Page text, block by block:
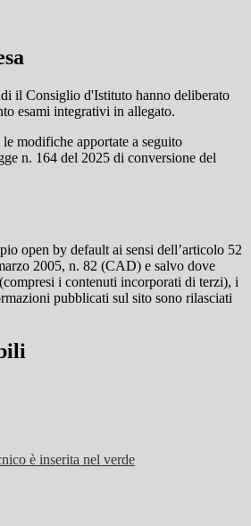
il Consiglio d'Istituto hanno deliberato
esami integrativi in allegato.
modifiche apportate a seguito
n. 164 del 2025 di conversione del
open by default ai sensi dell’articolo 52
2005, n. 82 (CAD) e salvo dove
i contenuti incorporati di terzi), i
pubblicati sul sito sono rilasciati
è inserita nel verde